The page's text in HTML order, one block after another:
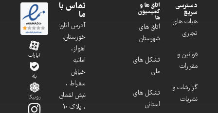
دسترسی
سریع
هیات های
تجاری
قوانین و
مقررات
گزارشات و
نشریات
اتاق ها و
کمیسیون
ها
اتاق های
شهرستان
تشکل های
ملی
تشکل های
استانی
تماس با
ما
آدرس اتاق:
خوزستان،
اهواز،
امانیه
خیابان
سقراط ،
نبش لقمان
، پلاک 10
آپارات
بله
روبیکا